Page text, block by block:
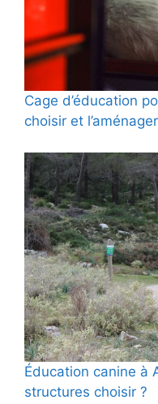
Cage d’éducation
choisir et l’aménager
Éducation canine à
structures choisir ?